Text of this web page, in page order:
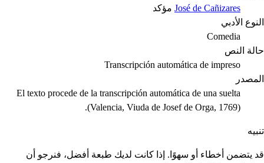
José de Cañizares مؤكد
النوع الأدبي
Comedia
حالة النص
Transcripción automática de impreso
المصدر
El texto procede de la transcripción automática de una suelta
(Valencia, Viuda de Josef de Orga, 1769).
تنبيه
قد يتضمن أخطاء أو سهوًا. إذا كانت لديك طبعة أفضل، فنرجو أن